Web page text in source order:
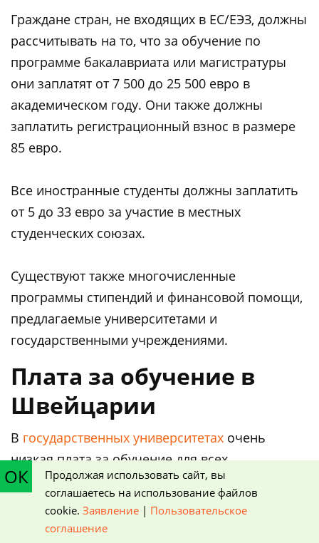
Граждане стран, не входящих в ЕС/ЕЭЗ, должны
рассчитывать на то, что за обучение по
программе бакалавриата или магистратуры
они заплатят от 7 500 до 25 500 евро в
академическом году. Они также должны
заплатить регистрационный взнос в размере
85 евро.
Все иностранные студенты должны заплатить
от 5 до 33 евро за участие в местных
студенческих союзах.
Существуют также многочисленные
программы стипендий и финансовой помощи,
предлагаемые университетами и
государственными учреждениями.
Плата за обучение в
Швейцарии
В государственных университетах очень
низкая плата за обучение для всех
иностранных студентов. Стоимость обучения в
университете составляет от 400 до 3700 евро в
академическом году для получения степени
ОК
Продолжая использовать сайт, вы
соглашаетесь на использование файлов
cookie. Заявление | Пользовательское
соглашение